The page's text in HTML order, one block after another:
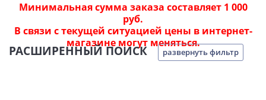
Минимальная сумма заказа составляет 1 000
руб.
В связи с текущей ситуацией цены в интернет-
магазине могут меняться.
РАСШИРЕННЫЙ ПОИСК развернуть фильтр